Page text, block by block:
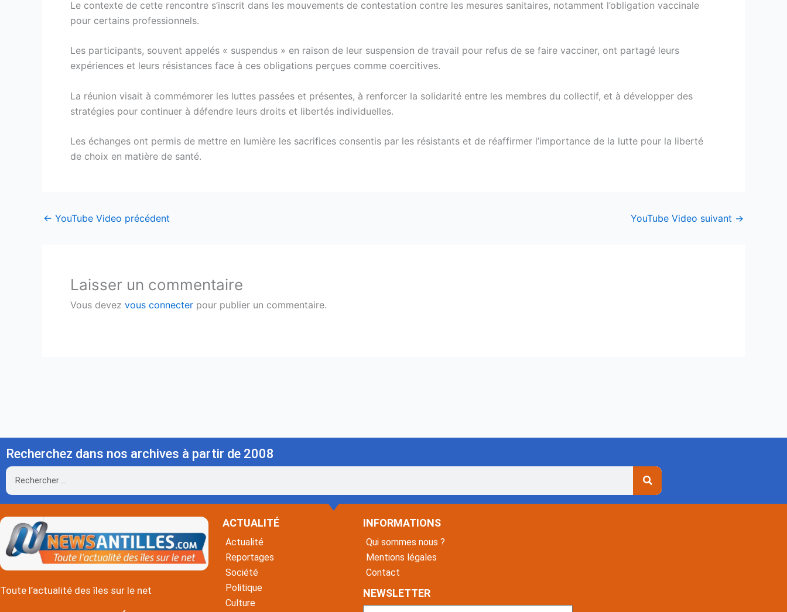
Le contexte de cette rencontre s’inscrit dans les mouvements de contestation contre les mesures sanitaires, notamment l’obligation vaccinale
pour certains professionnels.
Les participants, souvent appelés « suspendus » en raison de leur suspension de travail pour refus de se faire vacciner, ont partagé leurs
expériences et leurs résistances face à ces obligations perçues comme coercitives.
La réunion visait à commémorer les luttes passées et présentes, à renforcer la solidarité entre les membres du collectif, et à développer des
stratégies pour continuer à défendre leurs droits et libertés individuelles.
Les échanges ont permis de mettre en lumière les sacrifices consentis par les résistants et de réaffirmer l’importance de la lutte pour la liberté
de choix en matière de santé.
← YouTube Video précédent YouTube Video suivant →
Laisser un commentaire
Vous devez vous connecter pour publier un commentaire.
Recherchez dans nos archives à partir de 2008
Rechercher
Toute l’actualité des îles sur le net
ACTUALITÉ
Actualité
Reportages
Société
Politique
Culture
INFORMATIONS
Qui sommes nous ?
Mentions légales
Contact
NEWSLETTER